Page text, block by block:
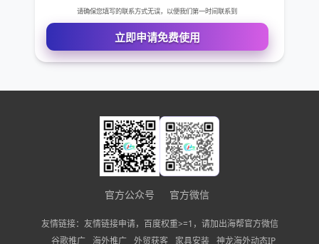
需求描述
请确保您填写的联系方式无误，以便我们第一时间联系到
立即申请免费使用
官方公众号 官方微信
友情链接：友情链接申请，百度权重>=1，请加出海帮官方微信
谷歌推广
海外推广 外贸获客 家具安装 神龙海外动态IP